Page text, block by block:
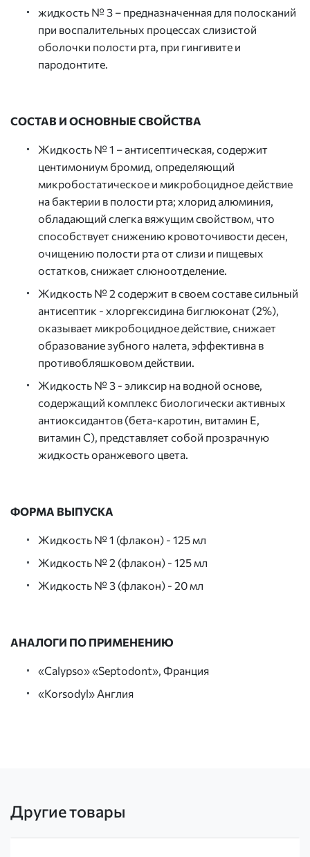
жидкость № 3 – предназначенная для полосканий
при воспалительных процессах слизистой
оболочки полости рта, при гингивите и
пародонтите.
СОСТАВ И ОСНОВНЫЕ СВОЙСТВА
Жидкость № 1 – антисептическая, содержит
центимониум бромид, определяющий
микробостатическое и микробоцидное действие
на бактерии в полости рта; хлорид алюминия,
обладающий слегка вяжущим свойством, что
способствует снижению кровоточивости десен,
очищению полости рта от слизи и пищевых
остатков, снижает слюноотделение.
Жидкость № 2 содержит в своем составе сильный
антисептик - хлоргексидина биглюконат (2%),
оказывает микробоцидное действие, снижает
образование зубного налета, эффективна в
противобляшковом действии.
Жидкость № 3 - эликсир на водной основе,
содержащий комплекс биологически активных
антиоксидантов (бета-каротин, витамин Е,
витамин С), представляет собой прозрачную
жидкость оранжевого цвета.
ФОРМА ВЫПУСКА
Жидкость № 1 (флакон) - 125 мл
Жидкость № 2 (флакон) - 125 мл
Жидкость № 3 (флакон) - 20 мл
АНАЛОГИ ПО ПРИМЕНЕНИЮ
«Calypso» «Septodont», Франция
«Korsodyl» Англия
Другие товары